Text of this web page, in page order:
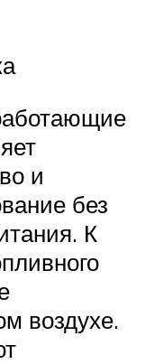
и
без
К
воздухе.